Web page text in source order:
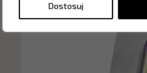
Dostosuj